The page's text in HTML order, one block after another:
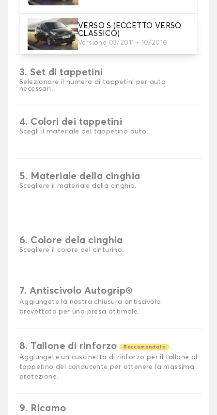
VERSO S (ECCETTO VERSO
CLASSICO)
Versione 03/2011 - 10/2016
2. Materiale
Scegli il materiale del tappetini auto
3. Set di tappetini
Selezionare il numero di tappetini per auto
necessari.
4. Colori dei tappetini
Scegli il materiale del tappetino auto.
5. Materiale della cinghia
Scegliere il materiale della cinghia.
6. Colore dela cinghia
Scegliere il colore del cinturino.
7. Antiscivolo Autogrip®
Aggiungete la nostra chiusura antiscivolo
brevettata per una presa ottimale.
8. Tallone di rinforzo Raccomandato
Aggiungete un cuscinetto di rinforzo per il tallone al
tappetino del conducente per ottenere la massima
protezione.
9. Ricamo